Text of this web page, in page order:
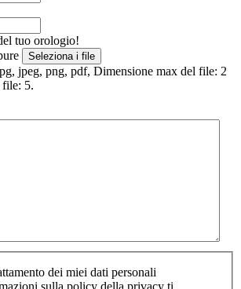
tuo orologio!
Seleziona i file
jpeg, png, pdf, Dimensione max del file: 2
5.
dei miei dati personali
sulla policy della privacy ti